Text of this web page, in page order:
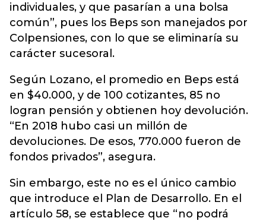
individuales, y que pasarían a una bolsa
común”, pues los Beps son manejados por
Colpensiones, con lo que se eliminaría su
carácter sucesoral.
Según Lozano, el promedio en Beps está
en $40.000, y de 100 cotizantes, 85 no
logran pensión y obtienen hoy devolución.
“En 2018 hubo casi un millón de
devoluciones. De esos, 770.000 fueron de
fondos privados”, asegura.
Sin embargo, este no es el único cambio
que introduce el Plan de Desarrollo. En el
artículo 58, se establece que “no podrá